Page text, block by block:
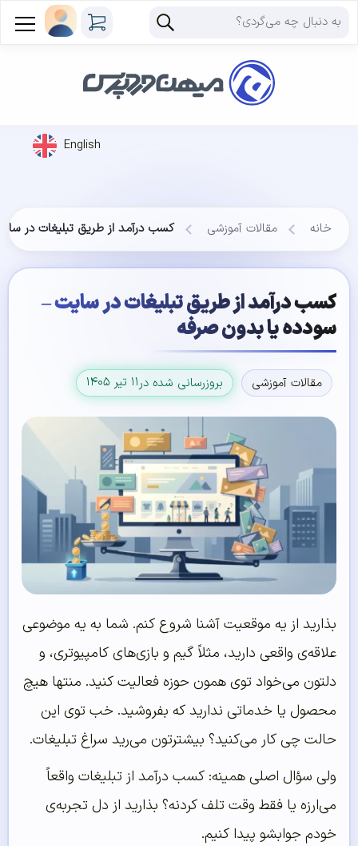
English
خانه مقالات آموزشی کسب درآمد از طریق تبلیغات در
کسب درآمد از طریق تبلیغات در سایت –
سود‌ده یا بدون صرفه
مقالات آموزشی بروزرسانی شده در۱۱ تیر ۱۴۰۵
بذارید از یه موقعیت آشنا شروع کنم. شما به یه موضوعی
علاقه‌ی واقعی دارید، مثلاً گیم و بازی‌های کامپیوتری، و
دلتون می‌خواد توی همون حوزه فعالیت کنید. منتها هیچ
محصول یا خدماتی ندارید که بفروشید. خب توی این
حالت چی کار می‌کنید؟ بیشترتون می‌رید سراغ تبلیغات.
ولی سؤال اصلی همینه: کسب درآمد از تبلیغات واقعاً
می‌ارزه یا فقط وقت تلف کردنه؟ بذارید از دل تجربه‌ی
خودم جوابشو پیدا کنیم.